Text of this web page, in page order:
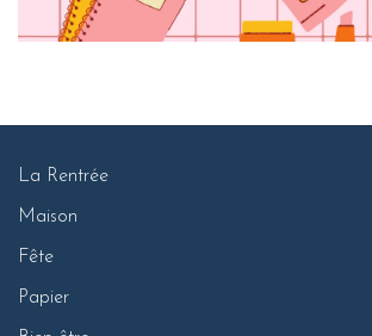
La Rentrée
Maison
Fête
Papier